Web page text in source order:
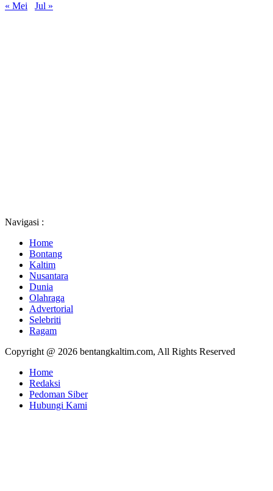
« Mei
Jul »
Navigasi :
Home
Bontang
Kaltim
Nusantara
Dunia
Olahraga
Advertorial
Selebriti
Ragam
Copyright @ 2026 bentangkaltim.com, All Rights Reserved
Home
Redaksi
Pedoman Siber
Hubungi Kami